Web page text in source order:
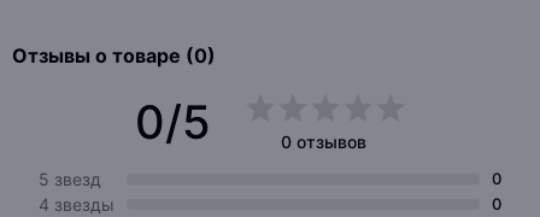
Отзывы о товаре (0)
0/5
0 отзывов
5 звезд
0
4 звезды 0